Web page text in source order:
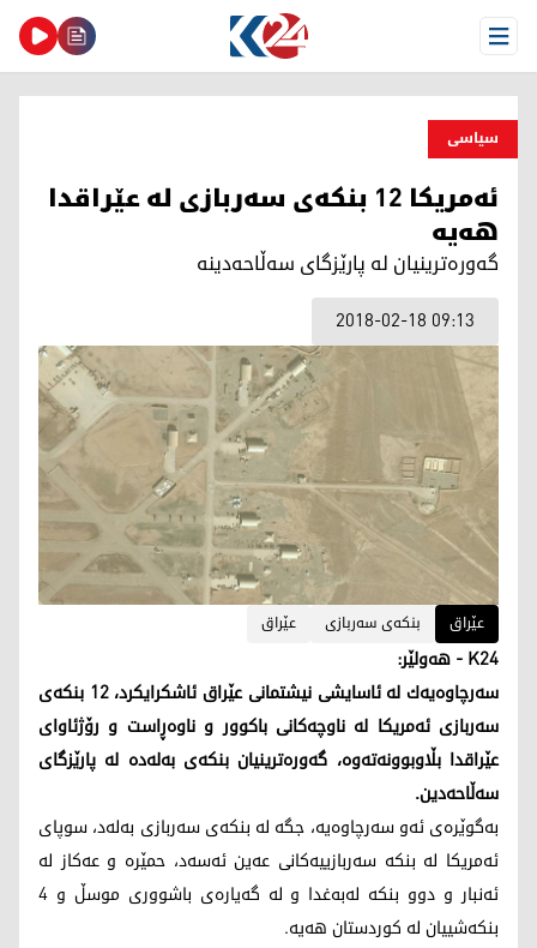
Open Menu
سیاسی
ئەمریكا 12 بنكەی سەربازی لە عێراقدا
هه‌یه‌
گه‌وره‌ترینیان له‌ پارێزگای سه‌ڵاحه‌دینه‌
2018-02-18 09:13
عێراق بنكه‌ی سه‌ربازی عێراق
K24 - هه‌ولێر:
سەرچاوەیەك لە ئاسایشی نیشتمانی عێراق ئاشكرایكرد، 12 بنكەی
سەربازی ئەمریكا لە ناوچەكانی باكوور و ناوەڕاست و رۆژئاوای
عێراقدا بڵاوبوونەتەوە، گەورەترینیان بنكەی بەلەدە لە پارێزگای
سەڵاحەدین.
بەگوێرەی ئەو سەرچاوەیە، جگە لە بنكەی سەربازی بەلەد، سوپای
ئەمریكا لە بنكە سەربازییەكانی عەین ئەسەد، حمێرە و عەكاز لە
ئەنبار و دوو بنكە لەبه‌غدا و لە گەیارەی باشووری موسڵ و 4
بنكەشییان لە كوردستان ھەیە.